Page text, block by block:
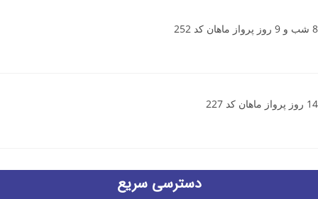
8 شب و 9 روز پرواز ماهان کد 252
14 روز پرواز ماهان کد 227
دسترسی سریع